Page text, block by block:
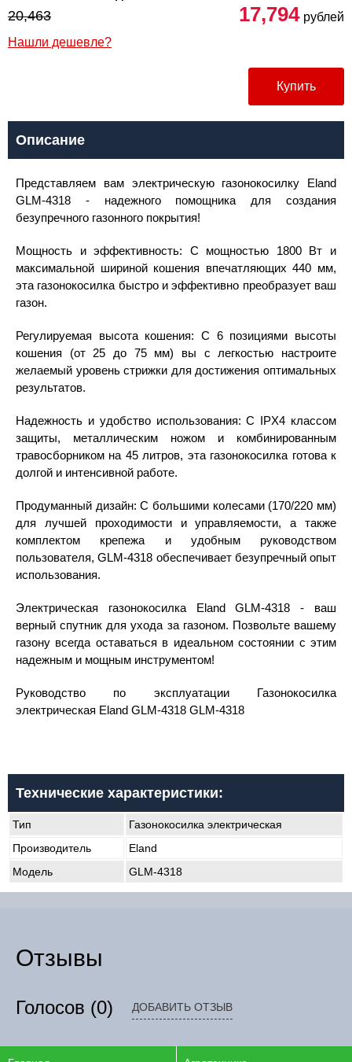
20,463 17,794 рублей
Нашли дешевле?
Купить
Описание
Представляем вам электрическую газонокосилку Eland
GLM-4318 - надежного помощника для создания
безупречного газонного покрытия!
Мощность и эффективность: С мощностью 1800 Вт и
максимальной шириной кошения впечатляющих 440 мм,
эта газонокосилка быстро и эффективно преобразует ваш
газон.
Регулируемая высота кошения: С 6 позициями высоты
кошения (от 25 до 75 мм) вы с легкостью настроите
желаемый уровень стрижки для достижения оптимальных
результатов.
Надежность и удобство использования: С IPX4 классом
защиты, металлическим ножом и комбинированным
травосборником на 45 литров, эта газонокосилка готова к
долгой и интенсивной работе.
Продуманный дизайн: С большими колесами (170/220 мм)
для лучшей проходимости и управляемости, а также
комплектом крепежа и удобным руководством
пользователя, GLM-4318 обеспечивает безупречный опыт
использования.
Электрическая газонокосилка Eland GLM-4318 - ваш
верный спутник для ухода за газоном. Позвольте вашему
газону всегда оставаться в идеальном состоянии с этим
надежным и мощным инструментом!
Руководство по эксплуатации Газонокосилка
электрическая Eland GLM-4318 GLM-4318
Технические характеристики:
Тип
Газонокосилка электрическая
Производитель
Eland
Модель
GLM-4318
Отзывы
Голосов (0) ДОБАВИТЬ ОТЗЫВ